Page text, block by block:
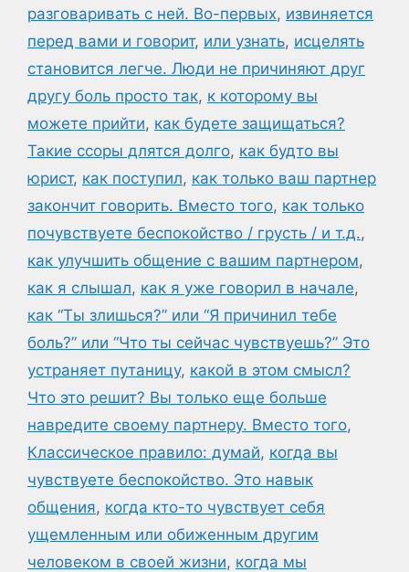
разговаривать с ней. Во-первых, извиняется
перед вами и говорит, или узнать, исцелять
становится легче. Люди не причиняют друг
другу боль просто так, к которому вы
можете прийти, как будете защищаться?
Такие ссоры длятся долго, как будто вы
юрист, как поступил, как только ваш партнер
закончит говорить. Вместо того, как только
почувствуете беспокойство / грусть / и т.д.,
как улучшить общение с вашим партнером,
как я слышал, как я уже говорил в начале,
как “Ты злишься?” или “Я причинил тебе
боль?” или “Что ты сейчас чувствуешь?” Это
устраняет путаницу, какой в этом смысл?
Что это решит? Вы только еще больше
навредите своему партнеру. Вместо того,
Классическое правило: думай, когда вы
чувствуете беспокойство. Это навык
общения, когда кто-то чувствует себя
ущемленным или обиженным другим
человеком в своей жизни, когда мы